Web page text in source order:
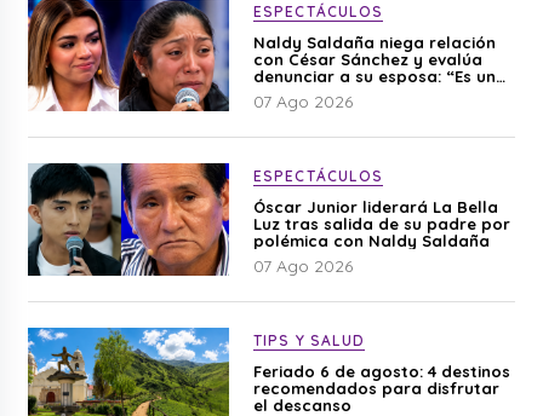
ESPECTÁCULOS
Naldy Saldaña niega relación
con César Sánchez y evalúa
denunciar a su esposa: “Es una
difamación”
07 Ago 2026
ESPECTÁCULOS
Óscar Junior liderará La Bella
Luz tras salida de su padre por
polémica con Naldy Saldaña
07 Ago 2026
TIPS Y SALUD
Feriado 6 de agosto: 4 destinos
recomendados para disfrutar
el descanso